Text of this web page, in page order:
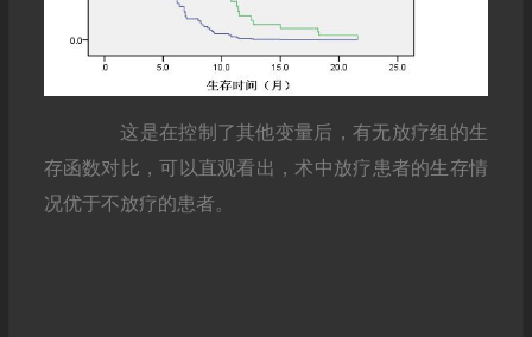
这是在控制了其他变量后，有无放疗组的生
存函数对比，可以直观看出，术中放疗患者的生存情
况优于不放疗的患者。